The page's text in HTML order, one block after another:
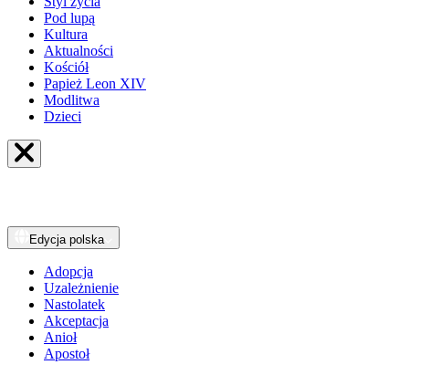
Pod lupą
Kultura
Aktualności
Kościół
Papież Leon XIV
Modlitwa
Dzieci
Edycja polska
Adopcja
Uzależnienie
Nastolatek
Akceptacja
Anioł
Apostoł